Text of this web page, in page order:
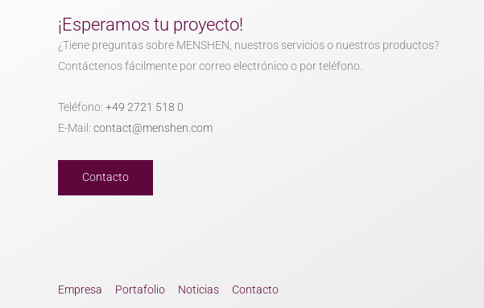
¡Esperamos tu proyecto!
¿Tiene preguntas sobre MENSHEN, nuestros servicios o nuestros productos?
Contáctenos fácilmente por correo electrónico o por teléfono.
Teléfono: +49 2721 518 0
E-Mail: contact@menshen.com
Contacto
Empresa Portafolio Noticias Contacto